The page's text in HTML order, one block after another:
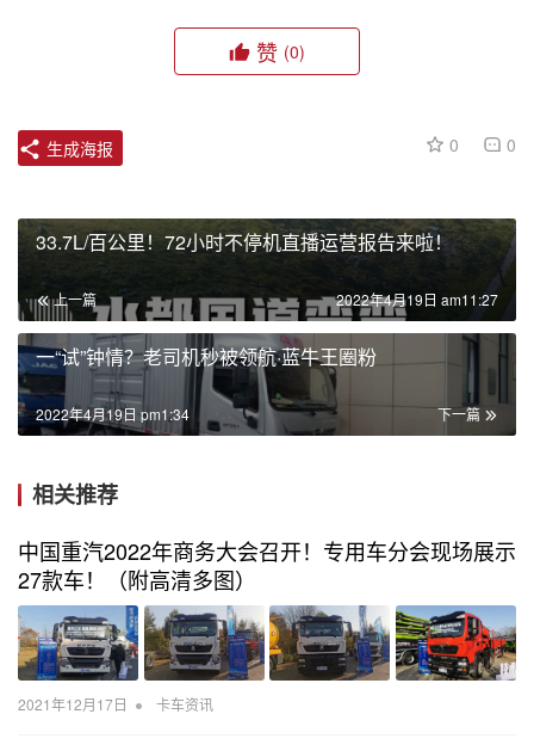
赞 (0)
0 0
生成海报
33.7L/百公里！72小时不停机直播运营报告来啦！
上一篇 2022年4月19日 am11:27
一“试”钟情？老司机秒被领航·蓝牛王圈粉
下一篇
2022年4月19日 pm1:34
相关推荐
中国重汽2022年商务大会召开！专用车分会现场展示
27款车！（附高清多图）
2021年12月17日 • 卡车资讯